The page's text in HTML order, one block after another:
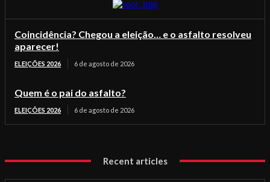
Coincidência? Chegou a eleição… e o asfalto resolveu
aparecer!
ELEIÇÕES 2026 6 de agosto de 2026
Quem é o pai do asfalto?
ELEIÇÕES 2026 6 de agosto de 2026
Recent articles